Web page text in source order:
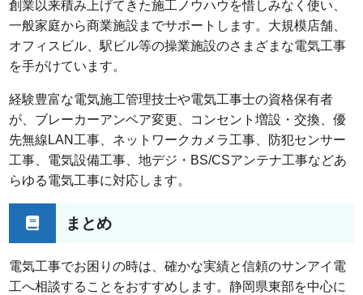
創業以来積み上げてきた施工ノウハウを惜しみなく使い、
一般家庭から商業施設までサポートします。大規模店舗、
オフィスビル、駅ビル等の操業施設のさまざまな電気工事
を手がけています。
経験豊富な電気施工管理技士や電気工事士の資格保有者
が、ブレーカーアンペア変更、コンセント増設・交換、優
先無線LAN工事、ネットワークカメラ工事、防犯センサー
工事、電気設備工事、地デジ・BS/CSアンテナ工事などあ
らゆる電気工事に対応します。
まとめ
電気工事でお困りの時は、確かな実績と信頼のサンアイ電
工へ相談することをおすすめします。静岡県東部を中心に